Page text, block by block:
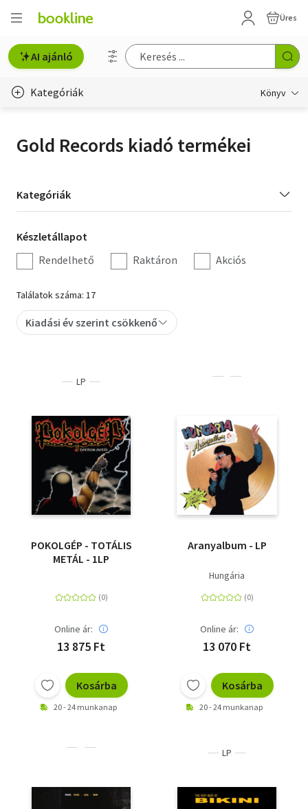
Üres
AI ajánló
Kategóriák Könyv
Erotika
Hobbi, szabadidő
Irodalom
Művészet
Szakkönyv
Szótár, nyelvkönyv
Természettudomány
Történelem
Vallás
Gold Records kiadó termékei
Kategória
szűrés
Kategóriák
Készletállapot
szűrés
Készletállapot
Rendelhető
Raktáron Akciós
Találatok száma: 17
Kiadási év szerint csökkenő
LP
POKOLGÉP - TOTÁLIS
METÁL - 1LP
Online ár:
13 875 Ft
Kosárba
20 - 24 munkanap
Aranyalbum - LP
Hungária
Online ár:
13 070 Ft
Kosárba
20 - 24 munkanap
LP